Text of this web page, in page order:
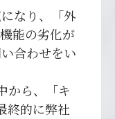
なり、「外
能の劣化が
合わせをい
から、「キ
終的に弊社